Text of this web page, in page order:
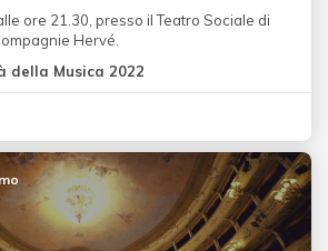
ore 21.30, presso il Teatro Sociale di
Hervé.
della Musica 2022